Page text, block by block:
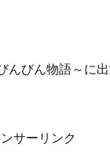
んびん物語～に
サーリンク